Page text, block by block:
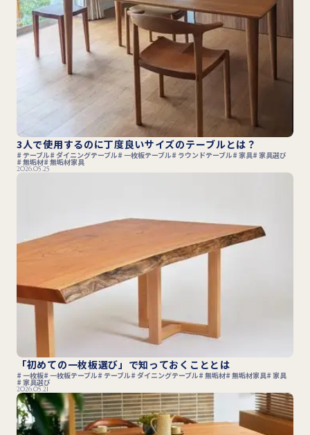
3人で使用するのに丁度良いサイズのテーブルとは？
テーブル ダイニングテーブル 一枚板テーブル ラウンドテーブル 家具 家具選び
無垢材 無垢材家具
2026.05.25
「初めての一枚板選び」で知っておくこととは
一枚板 一枚板テーブル テーブル ダイニングテーブル 無垢材 無垢材家具 家具
家具選び
2026.05.21